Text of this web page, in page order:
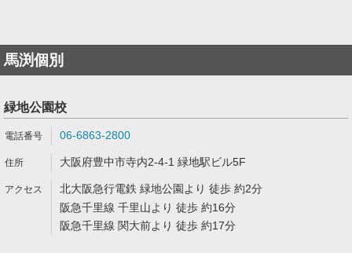
馬渕個別
緑地公園校
06-6863-2800
大阪府豊中市寺内2-4-1 緑地駅ビル5F
北大阪急行電鉄 緑地公園より 徒歩 約2分
阪急千里線 千里山より 徒歩 約16分
阪急千里線 関大前より 徒歩 約17分